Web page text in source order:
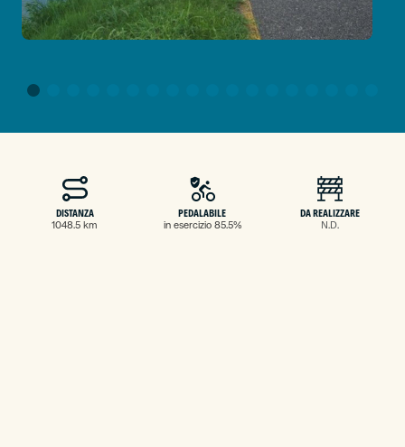
DISTANZA
1048.5 km
PEDALABILE
in esercizio 85.5%
DA REALIZZARE
N.D.